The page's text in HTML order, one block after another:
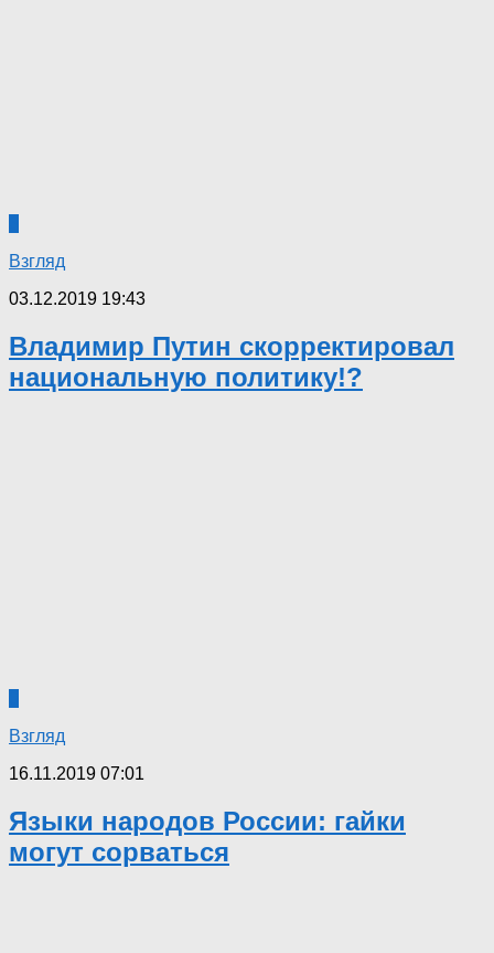
Взгляд
03.12.2019 19:43
Владимир Путин скорректировал
национальную политику!?
Взгляд
16.11.2019 07:01
Языки народов России: гайки
могут сорваться